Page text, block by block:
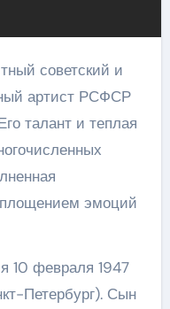
советский и
артист РСФСР
талант и теплая
эмоций
10 февраля 1947
Петербург). Сын